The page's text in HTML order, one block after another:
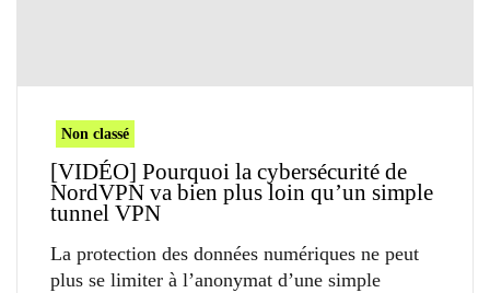
Non classé
[VIDÉO] Pourquoi la cybersécurité de
NordVPN va bien plus loin qu’un simple
tunnel VPN
La protection des données numériques ne peut
plus se limiter à l’anonymat d’une simple